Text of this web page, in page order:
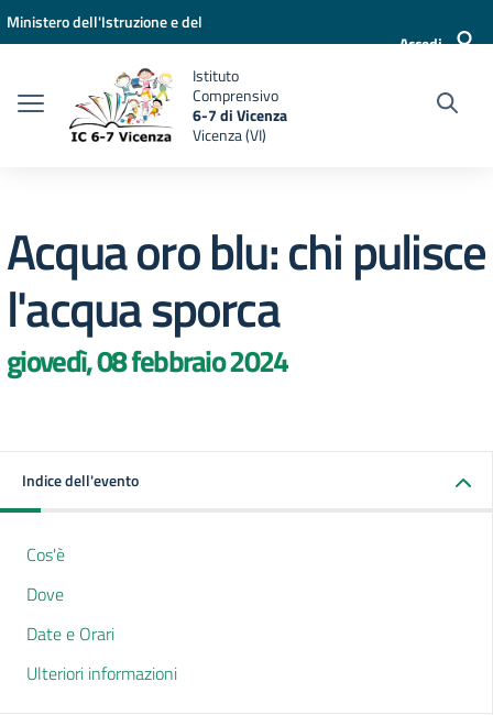
Vai ai contenuti
Vai al menu di navigazione
Vai al footer
Ministero dell'Istruzione e del
Accedi
Istituto
Comprensivo
6-7 di Vicenza
Vicenza (VI)
Acqua oro blu: chi pulisce
l'acqua sporca
giovedì, 08 febbraio 2024
Indice dell'evento
Cos'è
Dove
Date e Orari
Ulteriori informazioni